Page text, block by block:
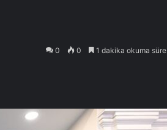
0 0 1 dakika okuma